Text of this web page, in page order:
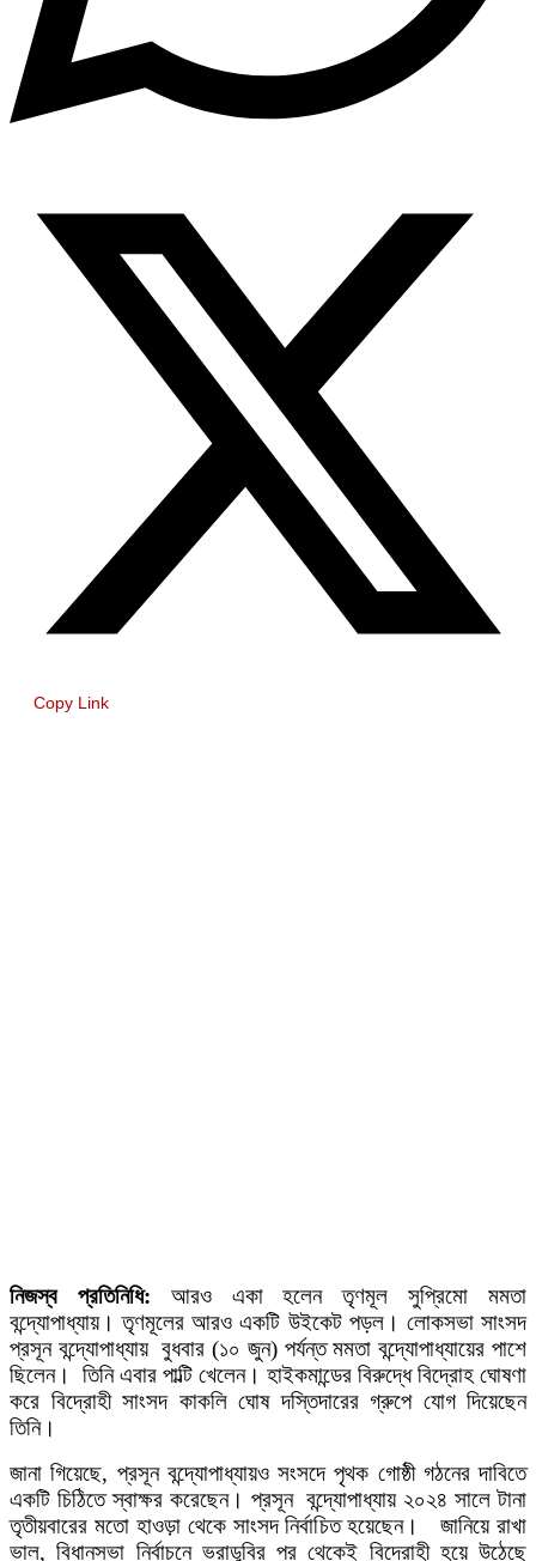
Copy Link
নিজস্ব প্রতিনিধি: আরও একা হলেন তৃণমূল সুপ্রিমো মমতা
বন্দ্যোপাধ্যায়। তৃণমূলের আরও একটি উইকেট পড়ল। লোকসভা সাংসদ
প্রসূন বন্দ্যোপাধ্যায় বুধবার (১০ জুন) পর্যন্ত মমতা বন্দ্যোপাধ্যায়ের পাশে
ছিলেন। তিনি এবার পাল্টি খেলেন। হাইকমান্ডের বিরুদ্ধে বিদ্রোহ ঘোষণা
করে বিদ্রোহী সাংসদ কাকলি ঘোষ দস্তিদারের গ্রুপে যোগ দিয়েছেন
তিনি।
জানা গিয়েছে, প্রসূন বন্দ্যোপাধ্যায়ও সংসদে পৃথক গোষ্ঠী গঠনের দাবিতে
একটি চিঠিতে স্বাক্ষর করেছেন। প্রসূন বন্দ্যোপাধ্যায় ২০২৪ সালে টানা
তৃতীয়বারের মতো হাওড়া থেকে সাংসদ নির্বাচিত হয়েছেন। জানিয়ে রাখা
ভাল, বিধানসভা নির্বাচনে ভরাডুবির পর থেকেই বিদ্রোহী হয়ে উঠেছে